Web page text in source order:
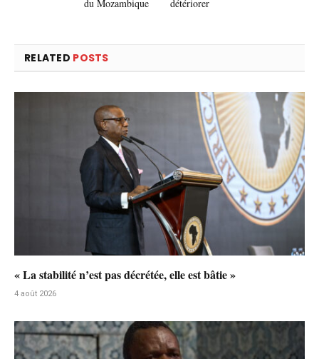
du Mozambique
détériorer
RELATED POSTS
« La stabilité n’est pas décrétée, elle est bâtie »
4 août 2026